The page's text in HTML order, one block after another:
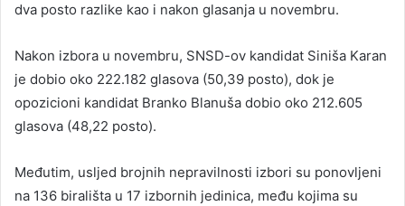
dva posto razlike kao i nakon glasanja u novembru.
Nakon izbora u novembru, SNSD-ov kandidat Siniša Karan
je dobio oko 222.182 glasova (50,39 posto), dok je
opozicioni kandidat Branko Blanuša dobio oko 212.605
glasova (48,22 posto).
Međutim, usljed brojnih nepravilnosti izbori su ponovljeni
na 136 birališta u 17 izbornih jedinica, među kojima su